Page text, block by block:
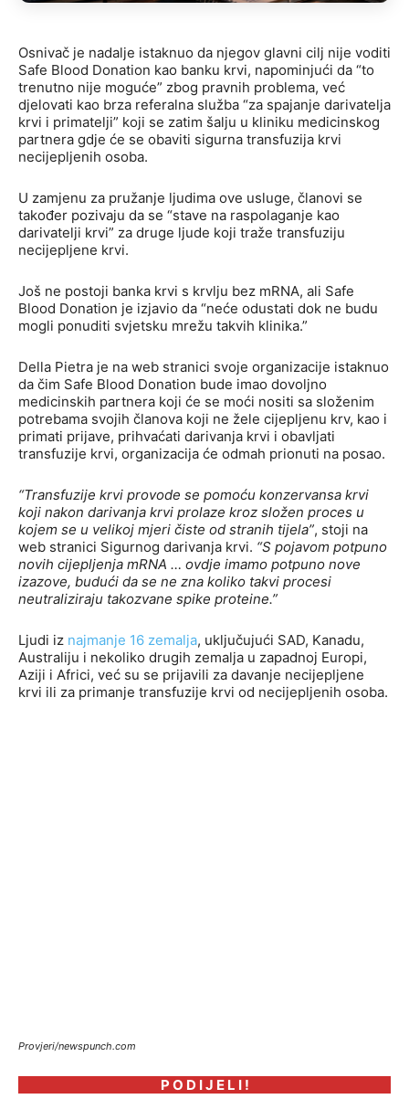
Osnivač je nadalje istaknuo da njegov glavni cilj nije voditi
Safe Blood Donation kao banku krvi, napominjući da “to
trenutno nije moguće” zbog pravnih problema, već
djelovati kao brza referalna služba “za spajanje darivatelja
krvi i primatelji” koji se zatim šalju u kliniku medicinskog
partnera gdje će se obaviti sigurna transfuzija krvi
necijepljenih osoba.
U zamjenu za pružanje ljudima ove usluge, članovi se
također pozivaju da se “stave na raspolaganje kao
darivatelji krvi” za druge ljude koji traže transfuziju
necijepljene krvi.
Još ne postoji banka krvi s krvlju bez mRNA, ali Safe
Blood Donation je izjavio da “neće odustati dok ne budu
mogli ponuditi svjetsku mrežu takvih klinika.”
Della Pietra je na web stranici svoje organizacije istaknuo
da čim Safe Blood Donation bude imao dovoljno
medicinskih partnera koji će se moći nositi sa složenim
potrebama svojih članova koji ne žele cijepljenu krv, kao i
primati prijave, prihvaćati darivanja krvi i obavljati
transfuzije krvi, organizacija će odmah prionuti na posao.
“Transfuzije krvi provode se pomoću konzervansa krvi
koji nakon darivanja krvi prolaze kroz složen proces u
kojem se u velikoj mjeri čiste od stranih tijela”, stoji na
web stranici Sigurnog darivanja krvi. “S pojavom potpuno
novih cijepljenja mRNA … ovdje imamo potpuno nove
izazove, budući da se ne zna koliko takvi procesi
neutraliziraju takozvane spike proteine.”
Ljudi iz najmanje 16 zemalja, uključujući SAD, Kanadu,
Australiju i nekoliko drugih zemalja u zapadnoj Europi,
Aziji i Africi, već su se prijavili za davanje necijepljene
krvi ili za primanje transfuzije krvi od necijepljenih osoba.
Provjeri/newspunch.com
P O D I J E L I !